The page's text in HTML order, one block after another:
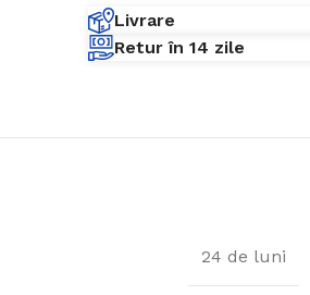
Livrare
Retur în 14 zile
24 de luni